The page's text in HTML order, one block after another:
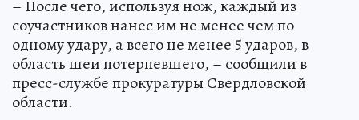
– После чего, используя нож, каждый из
соучастников нанес им не менее чем по
одному удару, а всего не менее 5 ударов, в
область шеи потерпевшего, – сообщили в
пресс-службе прокуратуры Свердловской
области.